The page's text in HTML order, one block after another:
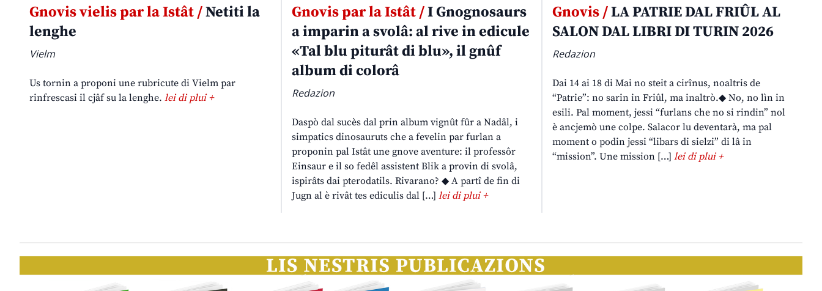
Gnovis vielis par la Istât /Netiti la
lenghe
Vielm
Us tornin a proponi une rubricute di Vielm par
rinfrescasi il cjâf su la lenghe. lei di plui +
Gnovis par la Istât /I Gnognosaurs
a imparin a svolâ: al rive in edicule
«Tal blu piturât di blu», il gnûf
album di colorâ
Redazion
Daspò dal sucès dal prin album vignût fûr a Nadâl, i
simpatics dinosauruts che a fevelin par furlan a
proponin pal Istât une gnove aventure: il professôr
Einsaur e il so fedêl assistent Blik a provin di svolâ,
ispirâts dai pterodatils. Rivarano? ◆ A partî de fin di
Jugn al è rivât tes ediculis dal […] lei di plui +
Gnovis /LA PATRIE DAL FRIÛL AL
SALON DAL LIBRI DI TURIN 2026
Redazion
Dai 14 ai 18 di Mai no steit a cirînus, noaltris de
“Patrie”: no sarin in Friûl, ma inaltrò.◆ No, no lìn in
esili. Pal moment, jessi “furlans che no si rindin” nol
è ancjemò une colpe. Salacor lu deventarà, ma pal
moment o podin jessi “libars di sielzi” di lâ in
“mission”. Une mission […]lei di plui +